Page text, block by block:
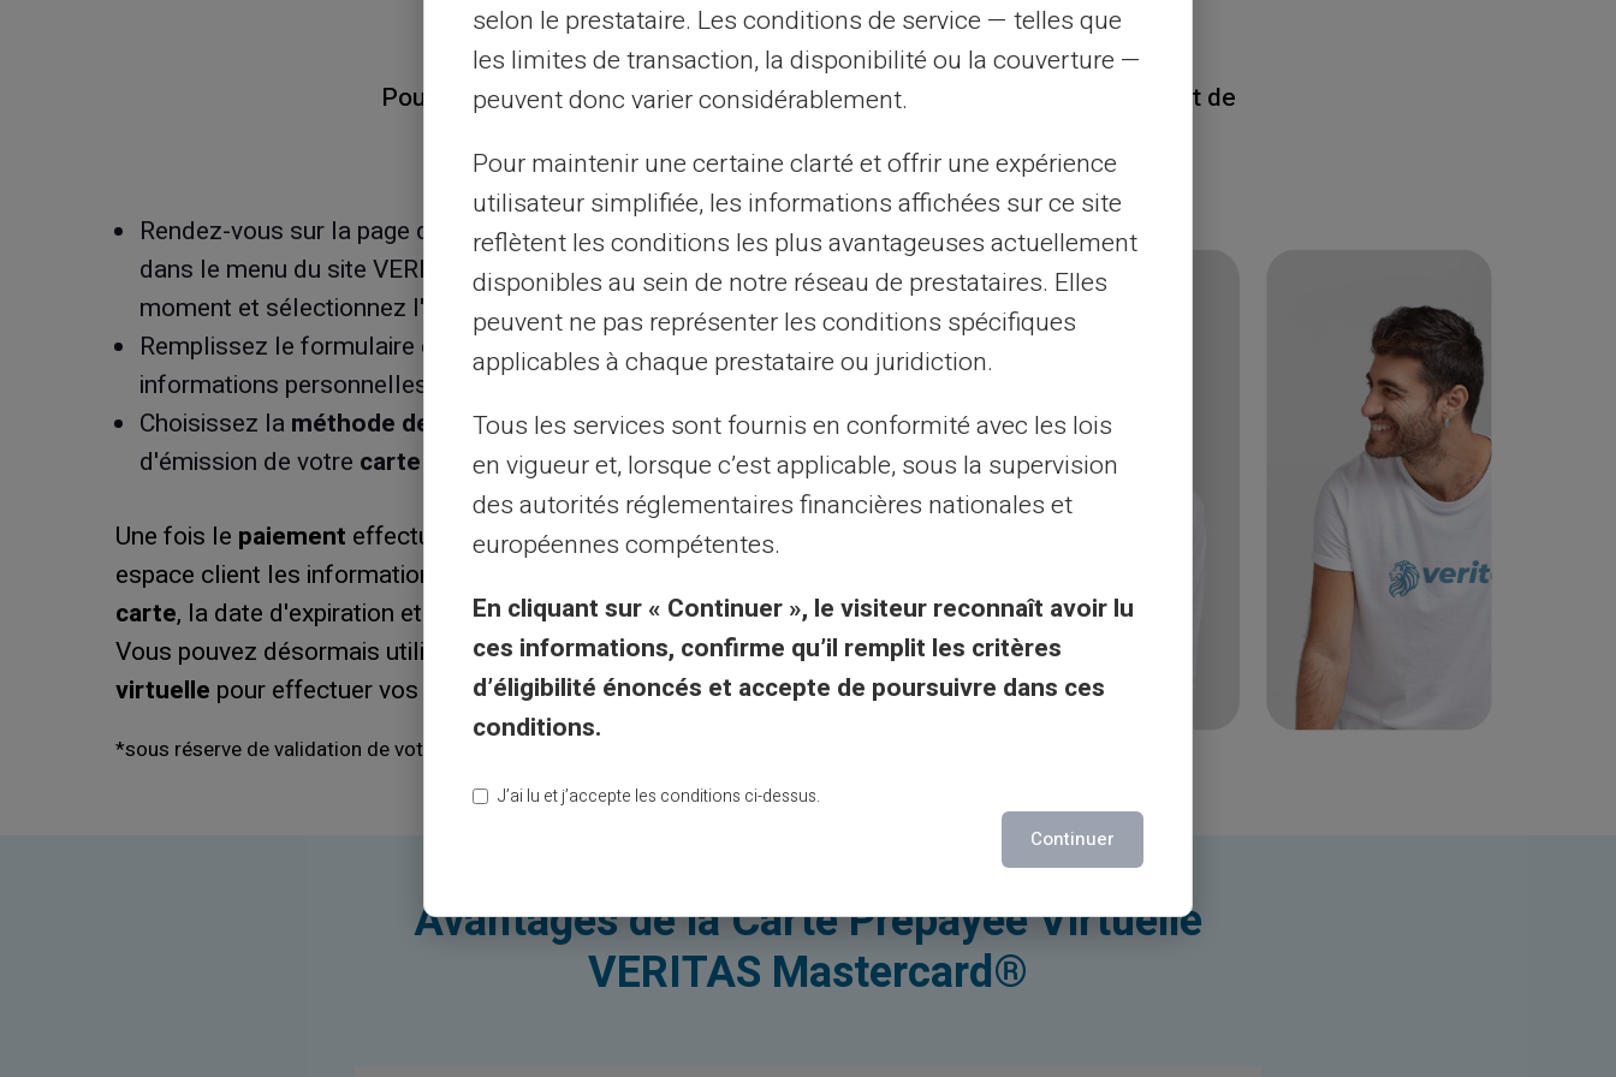
Pour obtenir unecarte prépayée virtuelle VERITAS Mastercard®
, il suffit de
Rendez-vous sur la page d’accueil ou tout simplement
dans le menu du site VERITAS, sur lequel vous êtes en ce
moment et sélectionnez l'option 'Obtenir macarte'.
Remplissez le formulaire d'inscription en indiquant vos
informations personnelles.
Choisissez la méthode de paiementpour régler les frais
d'émission de votre carte prépayée virtuelle.
Une fois le paiement effectué, vous recevez* dans votre
espace client les informations contenant votre numéro de
carte, la date d'expiration et le cryptogramme visuel (CVV).
Vous pouvez désormais utiliser votrecarte prépayée
virtuelle pour effectuer vos transactions en ligne.
*sous réserve de validation de votre identification digitale
Avantages de la Carte Prépayée Virtuelle
VERITAS Mastercard®
selon le prestataire. Les conditions de service — telles que
les limites de transaction, la disponibilité ou la couverture —
peuvent donc varier considérablement.
Pour maintenir une certaine clarté et offrir une expérience
utilisateur simplifiée, les informations affichées sur ce site
reflètent les conditions les plus avantageuses actuellement
disponibles au sein de notre réseau de prestataires. Elles
peuvent ne pas représenter les conditions spécifiques
applicables à chaque prestataire ou juridiction.
Tous les services sont fournis en conformité avec les lois
en vigueur et, lorsque c’est applicable, sous la supervision
des autorités réglementaires financières nationales et
européennes compétentes.
En cliquant sur « Continuer », le visiteur reconnaît avoir lu
ces informations, confirme qu’il remplit les critères
d’éligibilité énoncés et accepte de poursuivre dans ces
conditions.
J’ai lu et j’accepte les conditions ci-dessus.
Continuer